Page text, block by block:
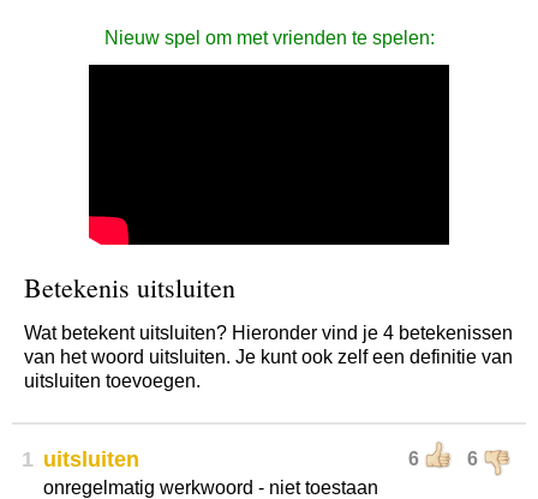
Nieuw spel om met vrienden te spelen:
Betekenis uitsluiten
Wat betekent uitsluiten? Hieronder vind je 4 betekenissen
van het woord uitsluiten. Je kunt ook zelf een definitie van
uitsluiten toevoegen.
1 6 6
uitsluiten
onregelmatig werkwoord - niet toestaan